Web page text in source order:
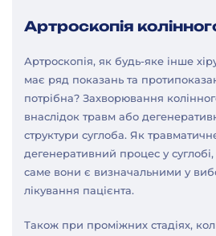
Артроскопія
Артроскопія, як будь-яке інше
має ряд показань та
потрібна? Захворювання
внаслідок травм або
структури суглоба. Як
дегенеративний процес у суглобі,
саме вони є визначальними у
лікування пацієнта.
Також при проміжних стадіях,